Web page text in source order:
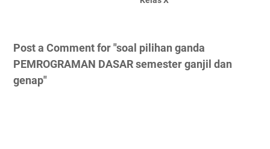
Post a Comment for "soal pilihan ganda
PEMROGRAMAN DASAR semester ganjil dan
genap"